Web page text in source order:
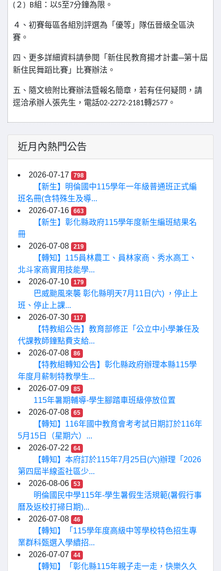
( ２ ) B組：以5至7分鐘為限。
４、初賽每區各組別評選為「優等」隊伍晉級全區決
賽。
四、更多詳細資料請參閱「新住民教育揚才計畫─第十屆
新住民舞蹈比賽」比賽辦法。
五、隨文檢附比賽辦法暨報名簡章，若有任何疑問，請
逕洽承辦人張先生，電話02-2272-2181轉2577 。
近月內熱門公告
2026-07-17 798
【新生】明倫國中115學年一年級普通班正式編
班名冊(含特殊生及導...
2026-07-16
663
【新生】彰化縣政府115學年度新生編班結果名
冊
2026-07-08
219
【轉知】115員林農工、員林家商、秀水高工、
北斗家商實用技能學...
2026-07-10
179
巴威颱風來襲 彰化縣明天7月11日(六) ，停止上
班、停止上課...
2026-07-30
117
【特教組公告】教育部修正「公立中小學兼任及
代課教師鐘點費支給...
2026-07-08
86
【特教組轉知公告】彰化縣政府辦理本縣115學
年度月薪制特教學生...
2026-07-09
85
115年暑期輔導-學生腳踏車班級停放位置
2026-07-08
65
【轉知】116年國中教育會考考試日期訂於116年
5月15日（星期六）...
2026-07-22
64
【轉知】本府訂於115年7月25日(六)辦理「2026
第四屆半線盃社區少...
2026-08-06
53
明倫國民中學115年-學生暑假生活規範(暑假行事
曆及返校打掃日期)...
2026-07-08
46
【轉知】「115學年度高級中等學校特色招生專
業群科甄選入學續招...
2026-07-07
44
【轉知】「彰化縣115年親子走一走，快樂久久